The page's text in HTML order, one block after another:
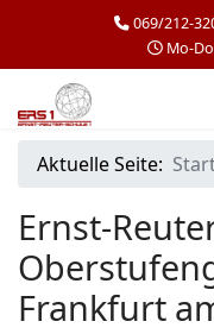
069/212-
Mo-
Aktuelle Seite:
Ernst-
Frankfurt